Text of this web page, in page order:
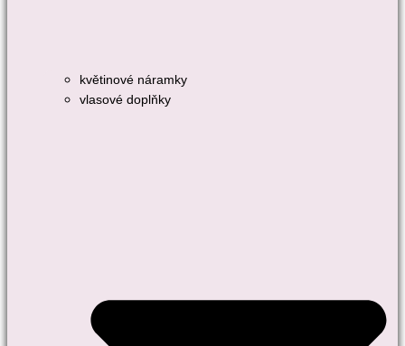
květinové náramky
vlasové doplňky